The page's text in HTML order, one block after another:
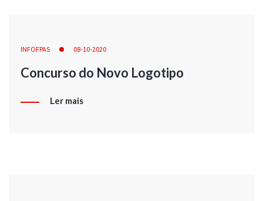
INFOFPAS 08-10-2020
Concurso do Novo Logotipo
Ler mais